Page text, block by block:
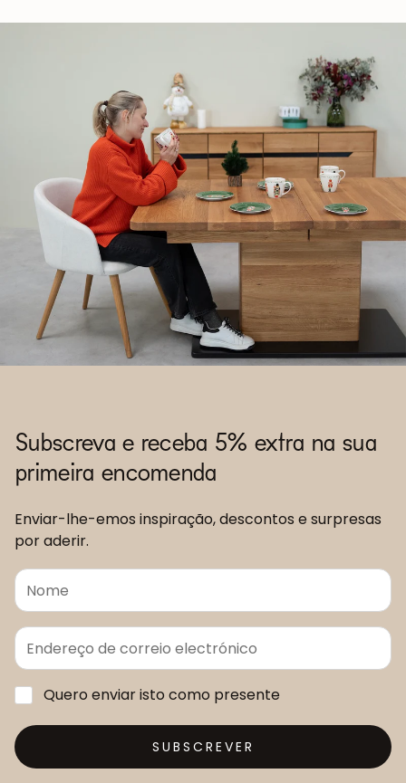
Subscreva e receba 5% extra na sua
primeira encomenda
Enviar-lhe-emos inspiração, descontos e surpresas
por aderir.
Quero enviar isto como presente
SUBSCREVER